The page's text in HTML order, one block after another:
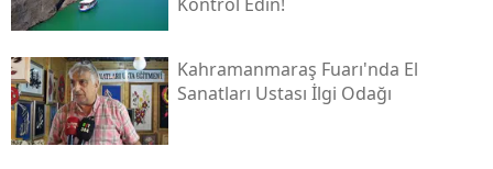
Kahramanmaraş Fuarı'nda El
Sanatları Ustası İlgi Odağı